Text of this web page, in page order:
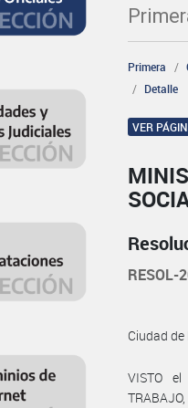
Primera
Detalle
VER
RESOL-
Ciudad
VISTO el